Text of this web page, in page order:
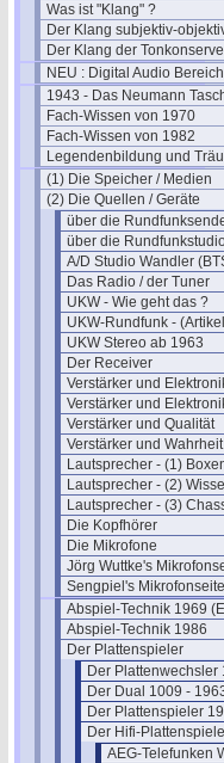
Was ist "Klang" ?
Der Klang subjektiv-
Der Klang der Tonkonserve
NEU : Digital Audio Bereich
1943 - Das Neumann
Fach-Wissen von 1970
Fach-Wissen von 1982
Legendenbildung und
(1) Die Speicher / Medien
(2) Die Quellen / Geräte
über die
über die
A/D Studio Wandler
Das Radio / der Tuner
UKW - Wie geht das ?
UKW-Rundfunk -
UKW Stereo ab 1963
Der Receiver
Verstärker und Elektronik
Verstärker und Elektronik
Verstärker und Qualität
Verstärker und Wahrheit
Lautsprecher - (1)
Lautsprecher - (2)
Lautsprecher - (3)
Die Kopfhörer
Die Mikrofone
Jörg Wuttke's
Sengpiel's
Abspiel-Technik 1969
Abspiel-Technik 1986
Der Plattenspieler
Der Plattenwechsler
Der Dual 1009 - 1963
Der Plattenspieler
Der Hifi-
AEG-Telefunken